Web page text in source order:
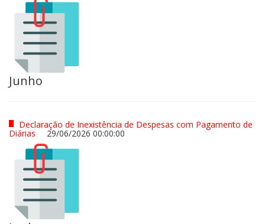
Junho
Declaração de Inexistência de Despesas com Pagamento de
Diárias 29/06/2026 00:00:00